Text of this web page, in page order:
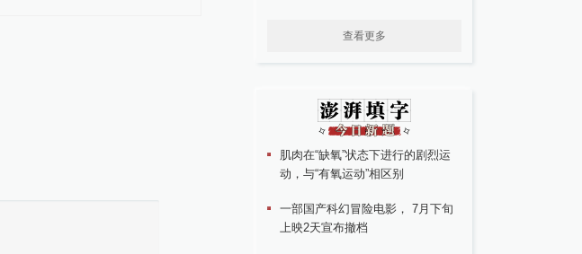
查看更多
肌肉在“缺氧”状态下进行的剧烈运
动，与“有氧运动”相区别
一部国产科幻冒险电影， 7月下旬
上映2天宣布撤档